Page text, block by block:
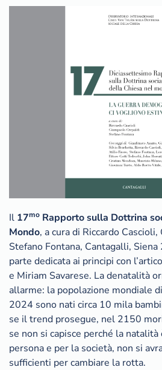
Il 17mo Rapporto sulla Dottrina
Mondo, a cura di Riccardo
Stefano Fontana, Cantagalli,
parte dedicata ai principi con
e Miriam Savarese. La denatalità
allarme: la popolazione mondiale
2024 sono nati circa 10 mila
se il trend prosegue, nel 2150
se non si capisce perché la
persona e per la società, non si
sufficienti per cambiare la rotta.